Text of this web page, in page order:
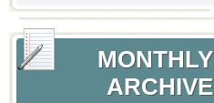
MONTHLY
ARCHIVE